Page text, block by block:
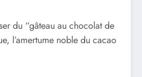
du “gâteau au chocolat de
l’amertume noble du cacao